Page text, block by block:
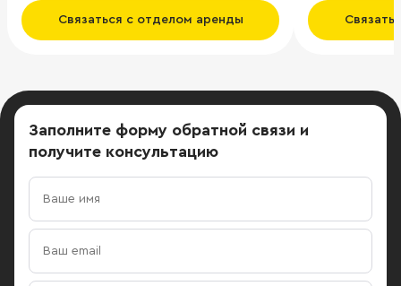
Связаться с отделом аренды
Заполните форму обратной связи и
получите консультацию